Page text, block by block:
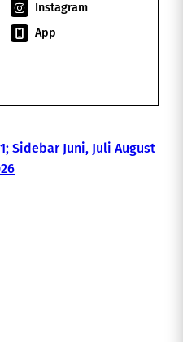
Instagram
App